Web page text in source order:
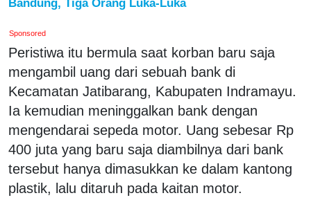
Sponsored
Peristiwa itu bermula saat korban baru saja
mengambil uang dari sebuah bank di
Kecamatan Jatibarang, Kabupaten Indramayu.
Ia kemudian meninggalkan bank dengan
mengendarai sepeda motor. Uang sebesar Rp
400 juta yang baru saja diambilnya dari bank
tersebut hanya dimasukkan ke dalam kantong
plastik, lalu ditaruh pada kaitan motor.